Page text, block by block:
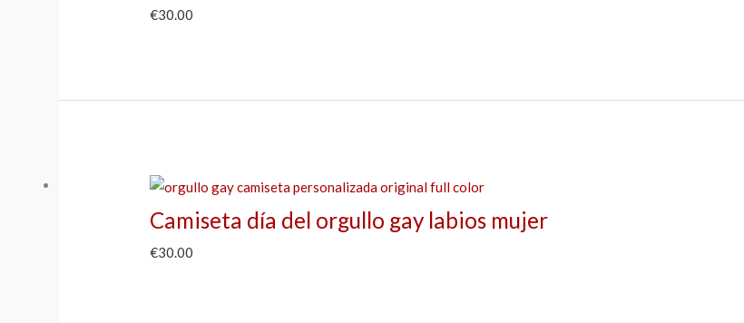
€30.00
Camiseta día del orgullo gay labios mujer
€30.00